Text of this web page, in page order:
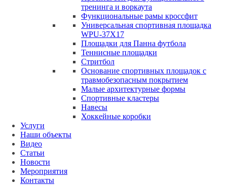
тренинга и воркаута
Функциональные рамы кроссфит
Универсальная спортивная площадка
WPU-37X17
Площадки для Панна футбола
Теннисные площадки
Стритбол
Основание спортивных площадок с
травмобезопасным покрытием
Малые архитектурные формы
Спортивные кластеры
Навесы
Хоккейные коробки
Услуги
Наши объекты
Видео
Статьи
Новости
Мероприятия
Контакты